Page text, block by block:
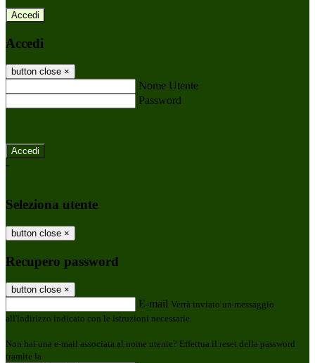
Accedi
Accedi
button close ×
Nome Utente
Password
-
Seleziona utente
button close ×
Recupero password
button close ×
E-mail Verrà inviato un messaggio
all'indirizzo indicato con le istruzioni necessarie.
Non hai una e-mail associata al nome utente? Effettua il reset della password
tramite la